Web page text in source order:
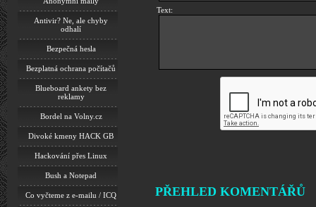
Antivir? Ne, ale chyby
odhalí
Bezpečná hesla
Bezplatná ochrana počítačů
Blueboard ankety bez
reklamy
Bordel na Volny.cz
Divoké kmeny HACK GB
Hackování přes Linux
Bush a Notepad
Co vyčteme z e-mailu / ICQ
Text:
PŘEHLED KOMENTÁŘŮ